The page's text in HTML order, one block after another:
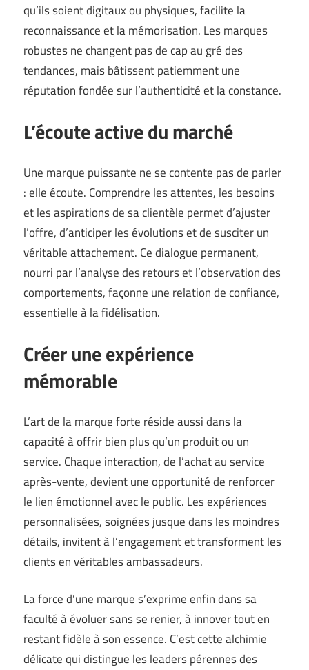
qu’ils soient digitaux ou physiques, facilite la
reconnaissance et la mémorisation. Les marques
robustes ne changent pas de cap au gré des
tendances, mais bâtissent patiemment une
réputation fondée sur l’authenticité et la constance.
L’écoute active du marché
Une marque puissante ne se contente pas de parler
: elle écoute. Comprendre les attentes, les besoins
et les aspirations de sa clientèle permet d’ajuster
l’offre, d’anticiper les évolutions et de susciter un
véritable attachement. Ce dialogue permanent,
nourri par l’analyse des retours et l’observation des
comportements, façonne une relation de confiance,
essentielle à la fidélisation.
Créer une expérience
mémorable
L’art de la marque forte réside aussi dans la
capacité à offrir bien plus qu’un produit ou un
service. Chaque interaction, de l’achat au service
après-vente, devient une opportunité de renforcer
le lien émotionnel avec le public. Les expériences
personnalisées, soignées jusque dans les moindres
détails, invitent à l’engagement et transforment les
clients en véritables ambassadeurs.
La force d’une marque s’exprime enfin dans sa
faculté à évoluer sans se renier, à innover tout en
restant fidèle à son essence. C’est cette alchimie
délicate qui distingue les leaders pérennes des